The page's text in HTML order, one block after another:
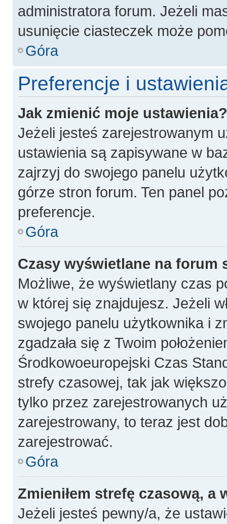
administratora forum. Jeżeli
usunięcie ciasteczek może
Góra
Preferencje i
Jak zmienić moje ustawienia?
Jeżeli jesteś zarejestrowanym
ustawienia są zapisywane w
zajrzyj do swojego panelu
górze stron forum. Ten panel
preferencje.
Góra
Czasy wyświetlane na forum
Możliwe, że wyświetlany czas
w której się znajdujesz. Jeżeli
swojego panelu użytkownika i
zgadzała się z Twoim
Środkowoeuropejski Czas
strefy czasowej, tak jak
tylko przez zarejestrowanych
zarejestrowany, to teraz jest
zarejestrować.
Góra
Zmieniłem strefę czasową, a
Jeżeli jesteś pewny/a, że